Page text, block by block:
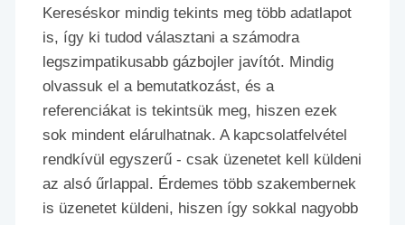
Kereséskor mindig tekints meg több adatlapot
is, így ki tudod választani a számodra
legszimpatikusabb gázbojler javítót. Mindig
olvassuk el a bemutatkozást, és a
referenciákat is tekintsük meg, hiszen ezek
sok mindent elárulhatnak. A kapcsolatfelvétel
rendkívül egyszerű - csak üzenetet kell küldeni
az alsó űrlappal. Érdemes több szakembernek
is üzenetet küldeni, hiszen így sokkal nagyobb